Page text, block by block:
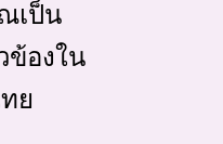
เป็น
ข้องใน
ย